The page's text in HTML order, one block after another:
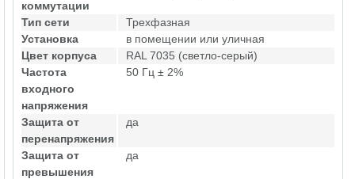
коммутации
Тип сети
Трехфазная
Установка
в помещении или уличная
Цвет корпуса
RAL 7035 (светло-серый)
Частота
входного
напряжения
50 Гц ± 2%
Защита от
перенапряжения
да
Защита от
превышения
да